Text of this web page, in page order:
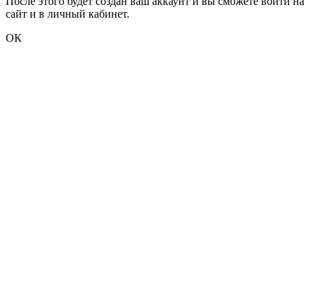
сайт и в личный кабинет.
ОК